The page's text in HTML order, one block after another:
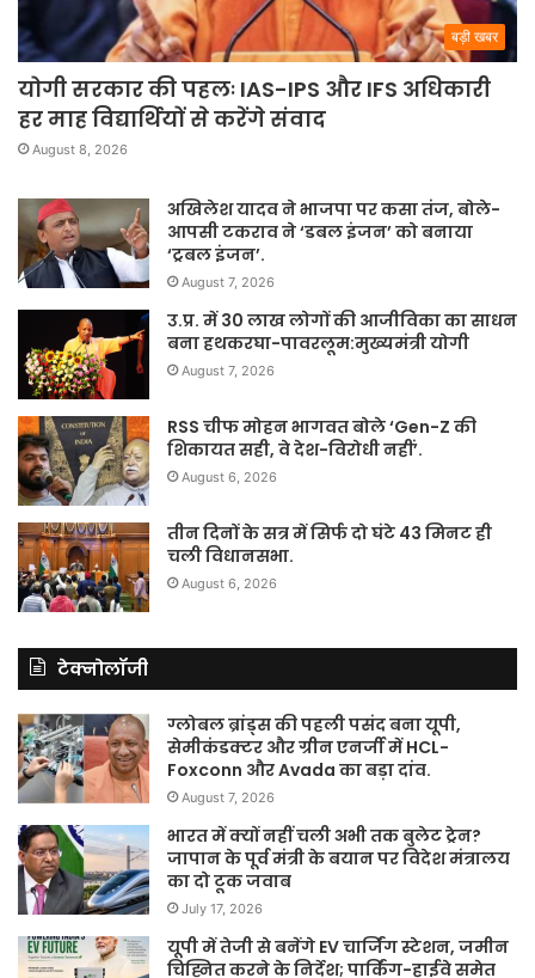
बड़ी खबर
योगी सरकार की पहलः IAS-IPS और IFS अधिकारी
हर माह विद्यार्थियों से करेंगे संवाद
August 8, 2026
अखिलेश यादव ने भाजपा पर कसा तंज, बोले-
आपसी टकराव ने ‘डबल इंजन’ को बनाया
‘ट्रबल इंजन’.
August 7, 2026
उ.प्र. में 30 लाख लोगों की आजीविका का साधन
बना हथकरघा-पावरलूम:मुख्यमंत्री योगी
August 7, 2026
RSS चीफ मोहन भागवत बोले ‘Gen-Z की
शिकायत सही, वे देश-विरोधी नहीं’.
August 6, 2026
तीन दिनों के सत्र में सिर्फ दो घंटे 43 मिनट ही
चली विधानसभा.
August 6, 2026
टेक्नोलॉजी
ग्लोबल ब्रांड्स की पहली पसंद बना यूपी,
सेमीकंडक्टर और ग्रीन एनर्जी में HCL-
Foxconn और Avada का बड़ा दांव.
August 7, 2026
भारत में क्यों नहीं चली अभी तक बुलेट ट्रेन?
जापान के पूर्व मंत्री के बयान पर विदेश मंत्रालय
का दो टूक जवाब
July 17, 2026
यूपी में तेजी से बनेंगे EV चार्जिंग स्टेशन, जमीन
चिह्नित करने के निर्देश; पार्किंग-हाईवे समेत